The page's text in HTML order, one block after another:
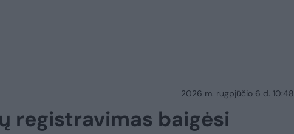
2026 m. rugpjūčio 6 d. 10:48
registravimas baigėsi